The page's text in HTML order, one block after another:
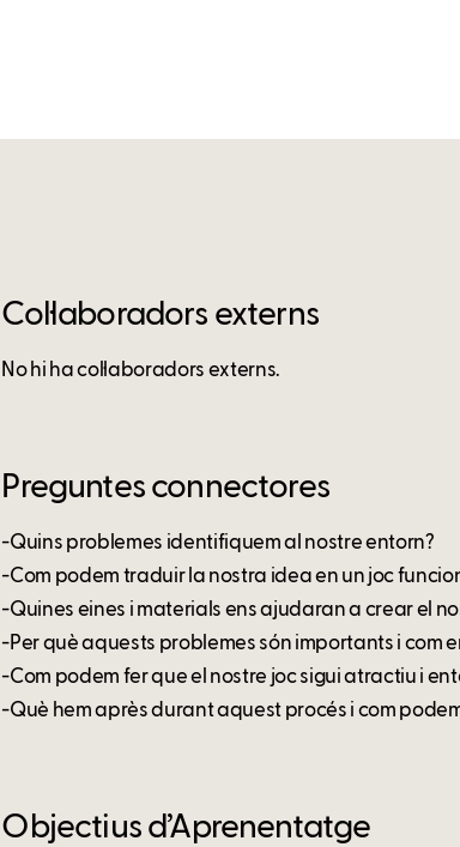
Col·laboradors externs
No hi ha col·laboradors externs.
Preguntes connectores
-Quins problemes identifiquem al nostre entorn?
-Com podem traduir la nostra idea en un joc
-Quines eines i materials ens ajudaran a crear el
-Per què aquests problemes són importants i com
-Com podem fer que el nostre joc sigui atractiu i
-Què hem après durant aquest procés i com
Objectius d’Aprenentatge